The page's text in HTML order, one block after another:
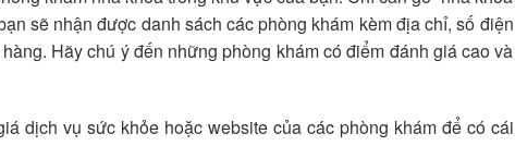
sẽ nhận được danh sách các phòng khám kèm địa chỉ, số điện
Hãy chú ý đến những phòng khám có điểm đánh giá cao và
dịch vụ sức khỏe hoặc website của các phòng khám để có cái